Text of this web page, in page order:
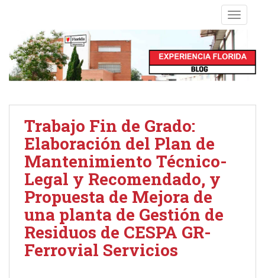
Trabajo Fin de Grado:
Elaboración del Plan de
Mantenimiento Técnico-
Legal y Recomendado, y
Propuesta de Mejora de
una planta de Gestión de
Residuos de CESPA GR-
Ferrovial Servicios